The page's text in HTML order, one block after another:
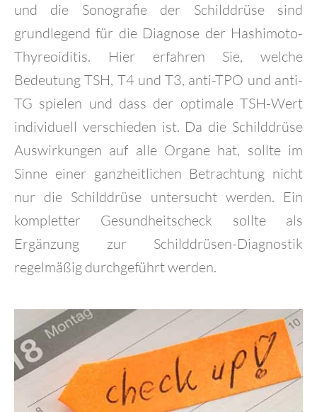
und die Sonografie der Schilddrüse sind
grundlegend für die Diagnose der Hashimoto-
Thyreoiditis. Hier erfahren Sie, welche
Bedeutung TSH, T4 und T3, anti-TPO und anti-
TG spielen und dass der optimale TSH-Wert
individuell verschieden ist. Da die Schilddrüse
Auswirkungen auf alle Organe hat, sollte im
Sinne einer ganzheitlichen Betrachtung nicht
nur die Schilddrüse untersucht werden. Ein
kompletter Gesundheitscheck sollte als
Ergänzung zur Schilddrüsen-Diagnostik
regelmäßig durchgeführt werden.